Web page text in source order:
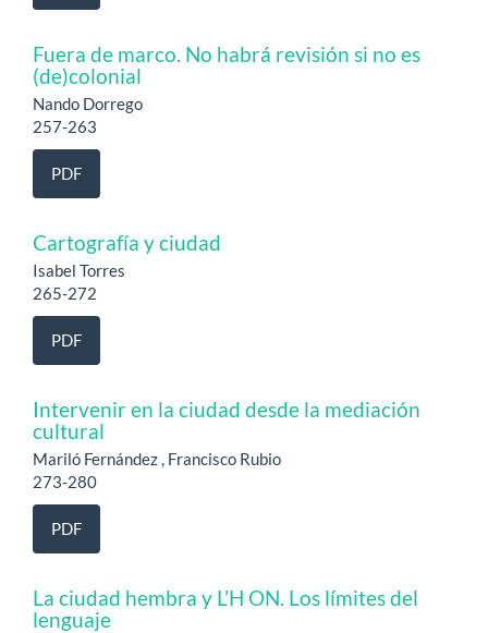
Fuera de marco. No habrá revisión si no es
(de)colonial
Nando Dorrego
257-263
PDF
Cartografía y ciudad
Isabel Torres
265-272
PDF
Intervenir en la ciudad desde la mediación
cultural
Mariló Fernández , Francisco Rubio
273-280
PDF
La ciudad hembra y L’H ON. Los límites del
lenguaje